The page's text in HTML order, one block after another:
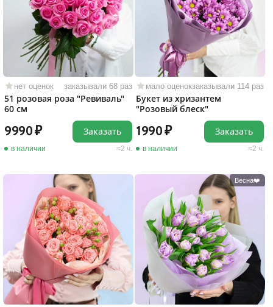
нет оценок заказывали 68 раз
51 розовая роза "Ревиваль"
60 см
9990
в наличии 2 ч.
Заказать
мало оценокзаказывали 114 раз
Букет из хризантем
"Розовый блеск"
1990
в наличии 2 ч.
Заказать
Весна❤️